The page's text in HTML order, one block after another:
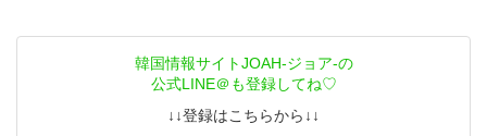
韓国情報サイトJOAH-ジョア-の
公式LINE＠も登録してね♡
↓↓登録はこちらから↓↓